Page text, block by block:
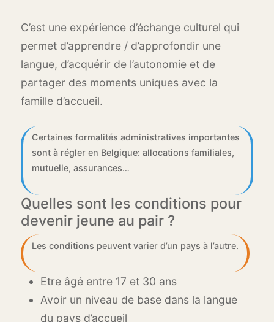
C’est une expérience d’échange culturel qui
permet d’apprendre / d’approfondir une
langue, d’acquérir de l’autonomie et de
partager des moments uniques avec la
famille d’accueil.
Certaines formalités administratives importantes
sont à régler en Belgique: allocations familiales,
mutuelle, assurances…
Quelles sont les conditions pour
devenir jeune au pair ?
Les conditions peuvent varier d’un pays à l’autre.
Etre âgé entre 17 et 30 ans
Avoir un niveau de base dans la langue
du pays d’accueil